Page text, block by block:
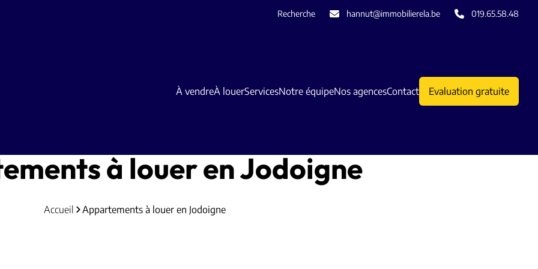
Recherche hannut@immobilierela.be 019.65.58.48
À vendreÀ louerServicesNotre équipeNos agencesContact Evaluation gratuite
à louer en Jodoigne
Accueil Appartements à louer en Jodoigne